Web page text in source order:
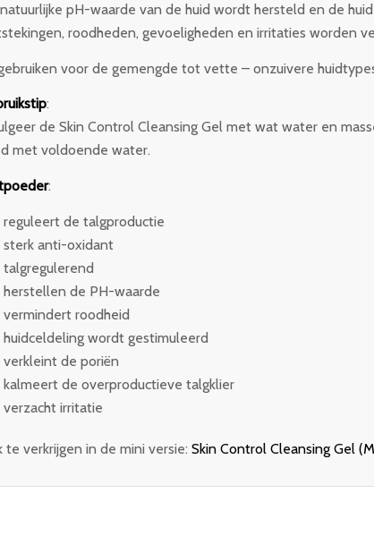
pH-waarde van de huid wordt hersteld en de
roodheden, gevoeligheden en irritaties worden
voor de gemengde tot vette – onzuivere
:
de Skin Control Cleansing Gel met wat water en
met voldoende water.
:
reguleert de talgproductie
sterk anti-oxidant
talgregulerend
herstellen de PH-waarde
vermindert roodheid
huidceldeling wordt gestimuleerd
verkleint de poriën
kalmeert de overproductieve talgklier
verzacht irritatie
te verkrijgen in de mini versie:Skin Control Cleansing Gel